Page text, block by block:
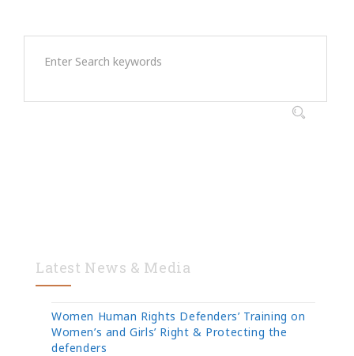
Latest News & Media
Women Human Rights Defenders’ Training on
Women’s and Girls’ Right & Protecting the
defenders